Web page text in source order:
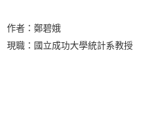
作者：鄭碧娥
現職：國立成功大學統計系教授